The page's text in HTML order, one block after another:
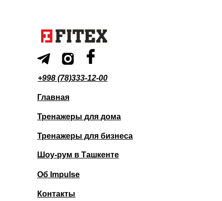
+998 (78)333-12-00
Главная
Тренажеры для дома
Тренажеры для бизнеса
Шоу-рум в Ташкенте
Об Impulse
Контакты